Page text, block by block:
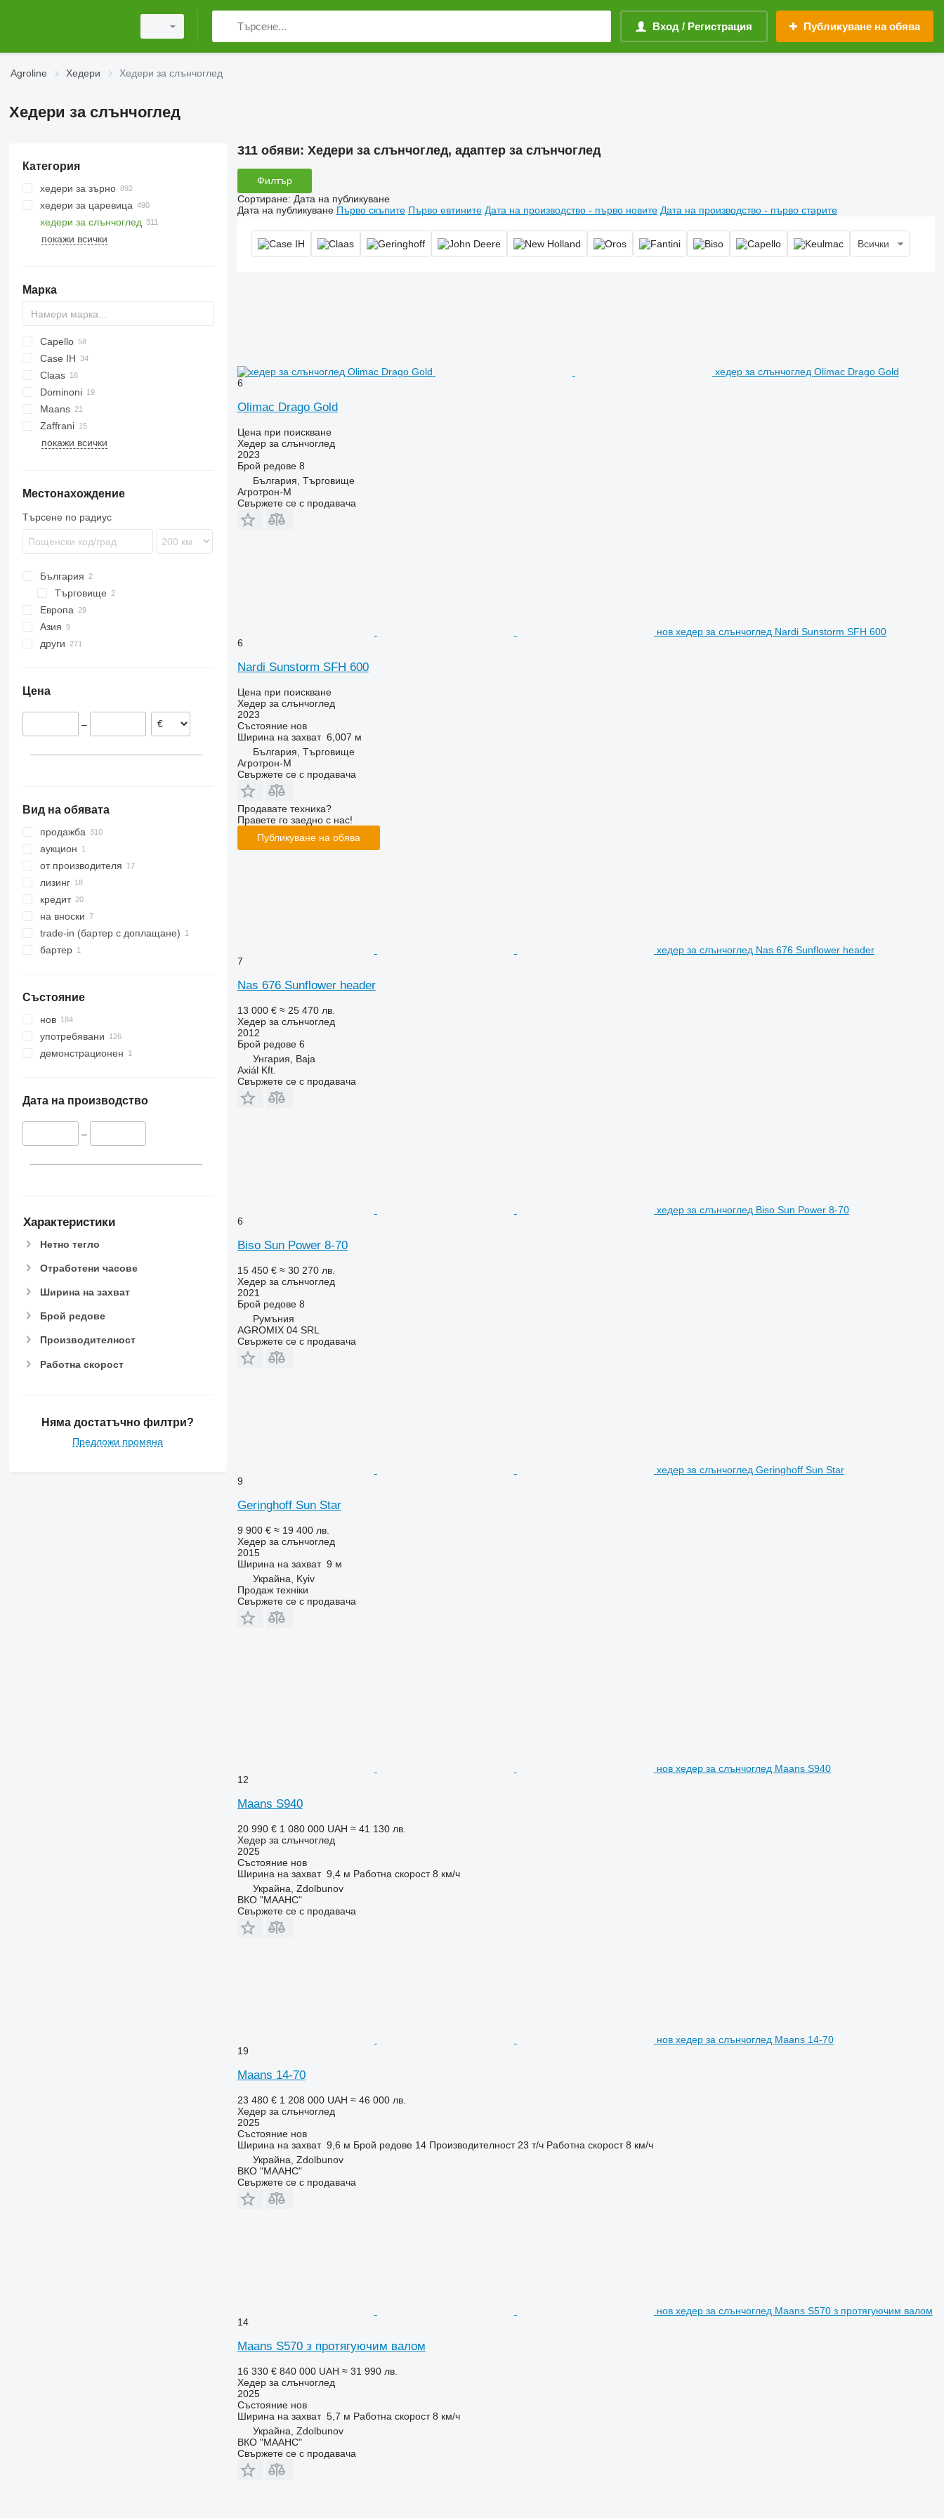
Вход / Регистрация Публикуване на обява
Agroline Хедери Хедери за слънчоглед
Хедери за слънчоглед
Категория
хедери за зърно
хедери за царевица
хедери за слънчоглед
покажи всички
Марка
Capello
Helianthus
Case IH
9230
Claas
Sunspeed
Dominoni
Free Sun
Top Sun
MHS
GO
SF
HORIZON
Maans
1040
SFH
OptiSun
Zaffrani
Sunflower Champion
покажи всички
Местонахождение
Търсене по радиус
България
Търговище
Европа
Румъния
Чехия
Австрия
Азия
Турция
други
Цена
–
Вид на обявата
продажба
аукцион
от производителя
лизинг
кредит
на вноски
trade-in (бартер с доплащане)
бартер
Състояние
нов
употребявани
демонстрационен
Дата на производство
–
Характеристики
Нетно тегло
Отработени часове
Ширина на захват
Брой редове
Производителност
Работна скорост
Няма достатъчно филтри?
Предложи промяна
311 обяви: Хедери за слънчоглед, адаптер за слънчоглед
Филтър
Сортиране: Дата на публикуване
Дата на публикуване Първо скъпите Първо евтините Дата на производство - първо новите Дата на производство - първо старите
Всички
хедер за слънчоглед Olimac Drago Gold
6
Olimac Drago Gold
Цена при поискване
Хедер за слънчоглед
2023
Брой редове 8
България, Търговище
Агротрон-М
Свържете се с продавача
нов хедер за слънчоглед Nardi Sunstorm SFH 600
6
Nardi Sunstorm SFH 600
Цена при поискване
Хедер за слънчоглед
2023
Състояниенов
Ширина на захват 6,007 м
България, Търговище
Агротрон-М
Свържете се с продавача
Продавате техника?
Правете го заедно с нас!
Публикуване на обява
хедер за слънчоглед Nas 676 Sunflower header
7
Nas 676 Sunflower header
13 000 € ≈ 25 470 лв.
Хедер за слънчоглед
2012
Брой редове 6
Унгария, Baja
Axiál Kft.
Свържете се с продавача
хедер за слънчоглед Biso Sun Power 8-70
6
Biso Sun Power 8-70
15 450 € ≈ 30 270 лв.
Хедер за слънчоглед
2021
Брой редове 8
Румъния
AGROMIX 04 SRL
Свържете се с продавача
хедер за слънчоглед Geringhoff Sun Star
9
Geringhoff Sun Star
9 900 € ≈ 19 400 лв.
Хедер за слънчоглед
2015
Ширина на захват 9 м
Украйна, Kyiv
Продаж техніки
Свържете се с продавача
нов хедер за слънчоглед Maans S940
12
Maans S940
20 990 € 1 080 000 UAH ≈ 41 130 лв.
Хедер за слънчоглед
2025
Състояниенов
Ширина на захват 9,4 м Работна скорост 8 км/ч
Украйна, Zdolbunov
ВКО "МААНС"
Свържете се с продавача
нов хедер за слънчоглед Maans 14-70
19
Maans 14-70
23 480 € 1 208 000 UAH ≈ 46 000 лв.
Хедер за слънчоглед
2025
Състояниенов
Ширина на захват 9,6 м Брой редове 14 Производителност 23 т/ч Работна скорост 8 км/ч
Украйна, Zdolbunov
ВКО "МААНС"
Свържете се с продавача
нов хедер за слънчоглед Maans S570 з протягуючим валом
14
Maans S570 з протягуючим валом
16 330 € 840 000 UAH ≈ 31 990 лв.
Хедер за слънчоглед
2025
Състояниенов
Ширина на захват 5,7 м Работна скорост 8 км/ч
Украйна, Zdolbunov
ВКО "МААНС"
Свържете се с продавача